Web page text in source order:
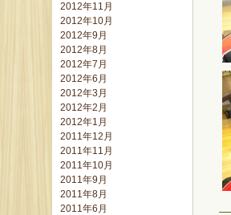
2012年11月
2012年10月
2012年9月
2012年8月
2012年7月
2012年6月
2012年3月
2012年2月
2012年1月
2011年12月
2011年11月
2011年10月
2011年9月
2011年8月
2011年6月